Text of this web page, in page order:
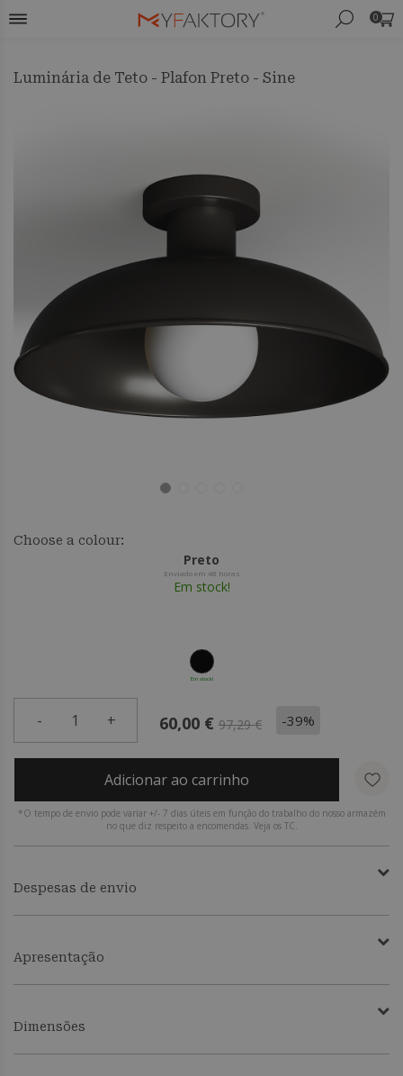
0
Luminária de Teto - Plafon Preto - Sine
Choose a colour:
Preto
Enviado em 48 horas
Em stock!
Em stock!
- 1 + 60,00 € 97,29 € -39%
Adicionar ao carrinho
*O tempo de envio pode variar +/- 7 dias úteis em função do trabalho do nosso armazém
no que diz respeito a encomendas. Veja os TC.
Despesas de envio
Apresentação
Dimensões